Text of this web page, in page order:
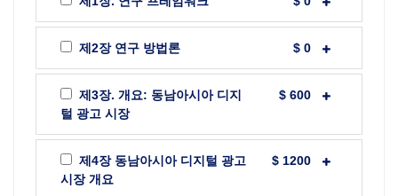
제2장 연구 방법론 $ 0
제3장. 개요: 동남아시아 디지
털 광고 시장
$ 600
제4장 동남아시아 디지털 광고
시장 개요
$ 1200